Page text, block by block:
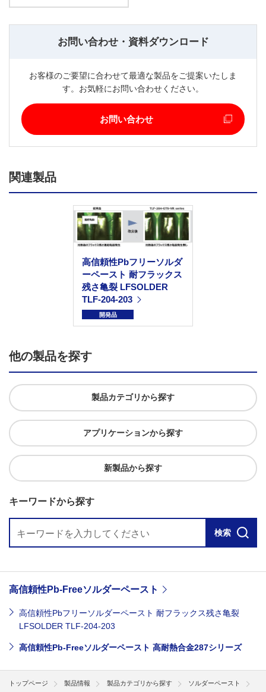
お問い合わせ・資料ダウンロード
お客様のご要望に合わせて最適な製品をご提案いたしま
す。お気軽にお問い合わせください。
お問い合わせ
関連製品
高信頼性Pbフリーソルダ
ーペースト 耐フラックス
残さ亀裂 LFSOLDER
TLF-204-203
開発品
他の製品を探す
製品カテゴリから探す
アプリケーションから探す
新製品から探す
キーワードから探す
検索
高信頼性Pb-Freeソルダーペースト
高信頼性Pbフリーソルダーペースト 耐フラックス残さ亀裂
LFSOLDER TLF-204-203
高信頼性Pb-Freeソルダーペースト 高耐熱合金287シリーズ
トップページ 製品情報 製品カテゴリから探す ソルダーペースト